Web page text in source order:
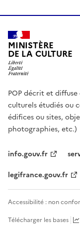
MINISTÈRE
DE LA CULTURE
POP décrit et
culturels étudiés ou
édifices ou sites,
photographies, etc.)
info.gouv.fr
legifrance.gouv.fr
Accessibilité : non
Télécharger les bases